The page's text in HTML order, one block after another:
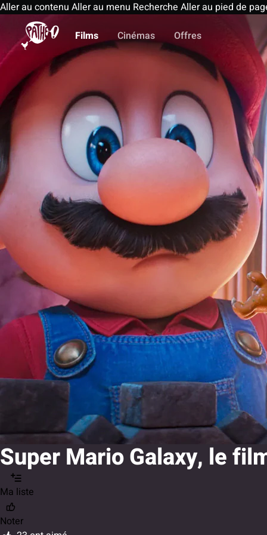
Aller au contenu Aller au menu Recherche Aller au pied de
Films
Cinémas Offres
Super Mario Galaxy, le
Ma liste
Noter